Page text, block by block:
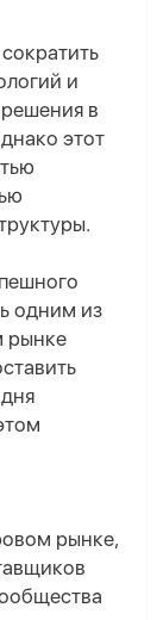
и
в
этот
одним из
рынке
рынке,